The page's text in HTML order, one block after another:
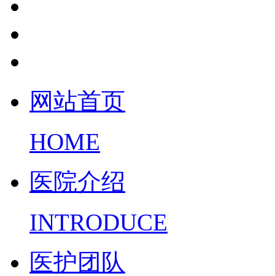
网站首页
HOME
医院介绍
INTRODUCE
医护团队